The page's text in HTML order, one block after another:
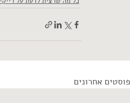
פוסטים אחרונים